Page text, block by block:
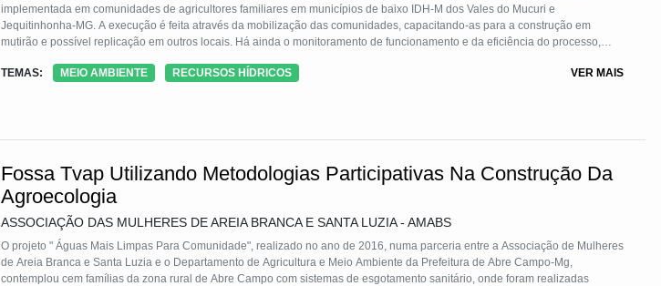
implementada em comunidades de agricultores familiares em municípios de baixo IDH-M dos Vales do Mucuri e
Jequitinhonha-MG. A execução é feita através da mobilização das comunidades, capacitando-as para a construção em
mutirão e possível replicação em outros locais. Há ainda o monitoramento de funcionamento e da eficiência do processo,
qualidade da água e do solo, e aumenta a produção agrícola com o uso do biofertilizante, promovendo a autonomia da
TEMAS: MEIO AMBIENTE RECURSOS HÍDRICOS VER MAIS
Fossa Tvap Utilizando Metodologias Participativas Na Construção Da
Agroecologia
ASSOCIAÇÃO DAS MULHERES DE AREIA BRANCA E SANTA LUZIA - AMABS
O projeto " Águas Mais Limpas Para Comunidade", realizado no ano de 2016, numa parceria entre a Associação de Mulheres
de Areia Branca e Santa Luzia e o Departamento de Agricultura e Meio Ambiente da Prefeitura de Abre Campo-Mg,
contemplou cem famílias da zona rural de Abre Campo com sistemas de esgotamento sanitário, onde foram realizadas